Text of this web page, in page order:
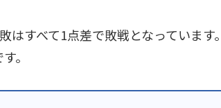
すべて1点差で敗戦となっています。
。